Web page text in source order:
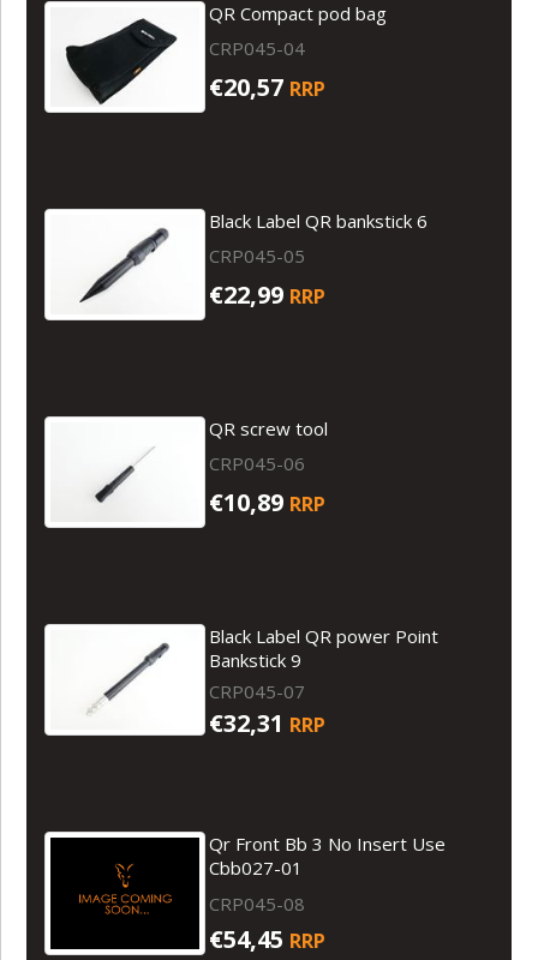
QR Compact pod bag
CRP045-04
€20,57 RRP
Black Label QR bankstick 6
CRP045-05
€22,99 RRP
QR screw tool
CRP045-06
€10,89 RRP
Black Label QR power Point
Bankstick 9
CRP045-07
€32,31 RRP
Qr Front Bb 3 No Insert Use
Cbb027-01
CRP045-08
€54,45 RRP